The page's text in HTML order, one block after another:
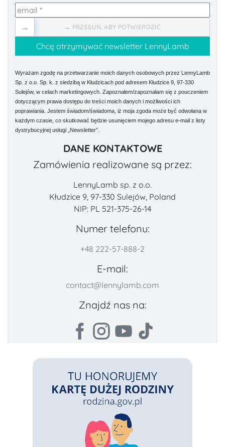
→ PRZESUŃ, ABY POTWIERDZIĆ
→
Wyrażam zgodę na przetwarzanie moich danych osobowych przez LennyLamb
Sp. z o.o. Sp. k. z siedzibą w Kłudzicach pod adresem Kłudzice 9, 97-330
Sulejów, w celach marketingowych. Zapoznałem/zapoznałam się z pouczeniem
dotyczącym prawa dostępu do treści moich danych i możliwości ich
poprawiania. Jestem świadom/świadoma, iż moja zgoda może być odwołana w
każdym czasie, co skutkować będzie usunięciem mojego adresu e-mail z listy
dystrybucyjnej usługi „Newsletter”.
DANE KONTAKTOWE
Zamówienia realizowane są przez:
LennyLamb sp. z o.o.
Kłudzice 9, 97-330 Sulejów, Poland
NIP: PL 521-375-26-14
Numer telefonu:
+48 222-57-888-2
E-mail:
contact@lennylamb.com
Znajdź nas na: